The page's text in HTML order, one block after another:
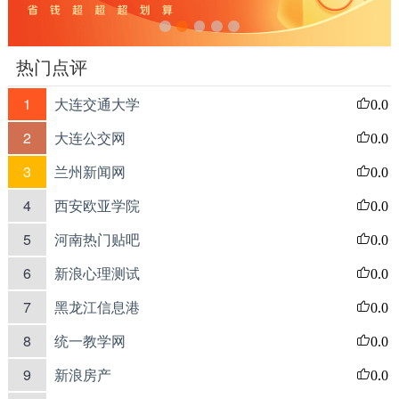
热门点评
1 大连交通大学 0.0
2 大连公交网 0.0
3 兰州新闻网 0.0
4 西安欧亚学院 0.0
5 河南热门贴吧 0.0
6 新浪心理测试 0.0
7 黑龙江信息港 0.0
8 统一教学网 0.0
9 新浪房产 0.0